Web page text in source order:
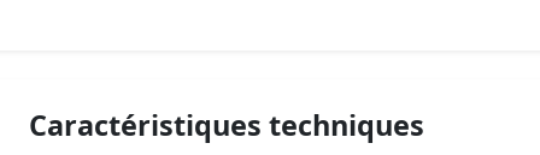
Caractéristiques techniques